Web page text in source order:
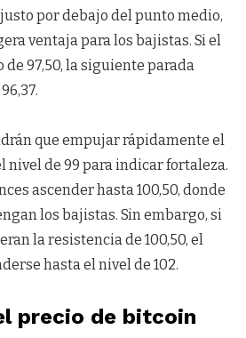
por debajo del punto medio,
ventaja para los bajistas. Si el
97,50, la siguiente parada
que empujar rápidamente el
nivel de 99 para indicar fortaleza.
ascender hasta 100,50, donde
los bajistas. Sin embargo, si
la resistencia de 100,50, el
hasta el nivel de 102.
precio de bitcoin